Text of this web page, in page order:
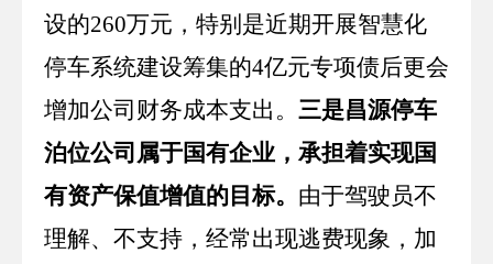
设的260万元，特别是近期开展智慧化
停车系统建设筹集的4亿元专项债后更会
增加公司财务成本支出。 三是昌源停车
泊位公司属于国有企业，承担着实现国
有资产保值增值的目标。 由于驾驶员不
理解、不支持，经常出现逃费现象，加